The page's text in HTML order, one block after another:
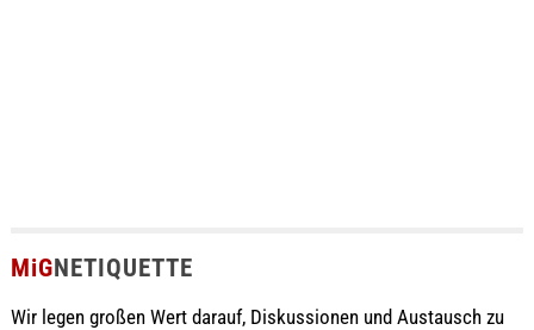
MiGNETIQUETTE
Wir legen großen Wert darauf, Diskussionen und Austausch zu